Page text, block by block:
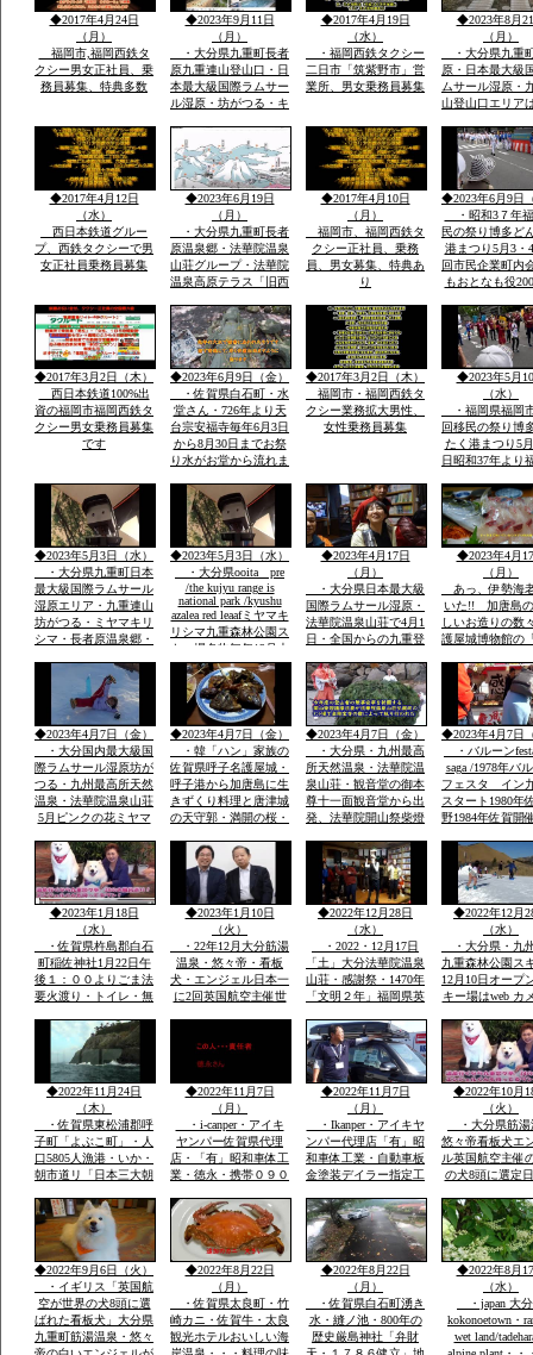
しのさしいれ恊力で大
変盛り上がりました
「坊がつる賛歌
名な坊がつるキ
場
◆2017年4月24日
（月）
福岡市,福岡西鉄タ
クシー男女正社員、乗
務員募集、特典多数
◆2023年9月11日
（月）
・大分県九重町長者
原九重連山登山口・日
本最大級国際ラムサー
ル湿原・坊がつる・キ
リシマ開花。九州最高
所天然温泉・行く帰る
最低5時間前後・また
行きたい法華院温泉山
荘
◆2017年4月19日
（水）
・福岡西鉄タクシー
二日市「筑紫野市」営
業所、男女乗務員募集
◆2023年8月
（月）
・大分県九重
原・日本最大級
ムサール湿原・
山登山口エリア
暮れ雨の滝ルー
ケ池ルート・法
泉山荘の九州最
然温泉・九州最
重連山中岳ルー
◆2017年4月12日
（水）
西日本鉄道グルー
プ、西鉄タクシーで男
女正社員乗務員募集
◆2023年6月19日
（月）
・大分県九重町長者
原温泉郷・法華院温泉
山荘グループ・法華院
温泉高原テラス「旧西
ok・温泉入浴￥５０
０・併設レストラン和
洋食１０００円から２
０００・登山・研修
会・合宿全国実績多数
◆2017年4月10日
（月）
福岡市、福岡西鉄タ
クシー正社員、乗務
員、男女募集、特典あ
り
◆2023年6月9日
・昭和3７年
民の祭り博多ど
港まつり5月3・
回市民企業町内
もおとなも役
出し練り歩きま
に踊り本舞台・
加で運営再開発
バンの街で
◆2017年3月2日（木）
西日本鉄道100%出
資の福岡市福岡西鉄タ
クシー男女乗務員募集
です
◆2023年6月9日（金）
・佐賀県白石町・水
堂さん・726年より天
台宗安福寺毎年6月3日
から8月30日までお祭
り水がお堂から流れま
に顔つきがちがう飲む
とよくなる水です「体
の調子が悪い人は飲ま
ないこと」
◆2017年3月2日（木）
福岡市・福岡西鉄タ
クシー業務拡大男性、
女性乗務員募集
◆2023年5月
（水）
・福岡県福岡
回移民の祭り博
たく港まつり5
日昭和37年より
内に踊り本舞台
民企業総参加こ
人も企業も約
参加「しゃもじ
を出し参加
◆2023年5月3日（水）
・大分県九重町日本
最大級国際ラムサール
湿原エリア・九重連山
坊がつる・ミヤマキリ
シマ・長者原温泉郷・
公園スキー場・毎年12
月末の「天空の大花火
大会」２０００ｍ級の
冬の山々空に花火・・
◆2023年5月3日（水）
・大分県ooita pre
/the kujyu range is
national park /kyushu
azalea red leaafミヤマキ
リシマ九重森林公園ス
キー場名物毎年12月大
花火
◆2023年4月17日
（月）
・大分県日本最大級
国際ラムサール湿原・
法華院温泉山荘で4月1
日・全国からの九重登
開山祭と夜は九重町白
鳥神社の夜神楽の舞が
奉納当日夜「日本100
名山」を達制したスズ
キさんが拍手でした
◆2023年4月
（月）
あっ、伊勢海
いた!! 加唐島
しいお造りの数
護屋城博物館の
目、唐津城
◆2023年4月7日（金）
・大分国内最大級国
際ラムサール湿原坊が
つる・九州最高所天然
温泉・法華院温泉山荘
5月ピンクの花ミヤマ
山赤ピンク色に染ま
る・九重森林公園スキ
ー場ママと遊べる子供
専用広場・名物天空の
花火
◆2023年4月7日（金）
・韓「ハン」家族の
佐賀県呼子名護屋城・
呼子港から加唐島に生
きずくり料理と唐津城
の天守郭・満開の桜・
お刺身は・伊勢エビ・
ヒラメ・鯛・アワビ・
海老・身が動いた刺
身・焼き物・おいしか
つた
◆2023年4月7日（金）
・大分県・九州最高
所天然温泉・法華院温
泉山荘・観音堂の御本
尊十一面観音堂から出
発、法華院開山祭柴燈
ました全国からの登山
者の無事安寧を祈願す
る天気よく多数参加さ
れました
◆2023年4月7日
・バルーン
saga /1978年バ
フェスタ イン
スタート1980年
野1984年佐賀開
1984年世界大
◆2023年1月18日
（水）
・佐賀県杵島郡白石
町稲佐神社1月22日午
後１：００よりごま法
要火渡り・トイレ・無
大分県九重森林公園ス
キー場・日本一夢大吊
橋・ラムサール湿原坊
がつる・九州最高所天
然温泉法華院
◆2023年1月10日
（火）
・22年12月大分筋湯
温泉・悠々帝・看板
犬・エンジェル日本一
に2回英国航空主催世
ｓ://chinanews.jp・中
国経済新聞web版日本
載
◆2022年12月28日
（水）
・2022・12月17日
「土」大分法華院温泉
山荘・感謝祭・1470年
「文明２年」福岡県英
「現」弘蔵岳久・自然
を守り・九州最高所天
然温泉・場内には観音
堂も・国立公園ラムサ
ール湿原内
◆2022年12月
（水）
・大分県・九
九重森林公園ス
12月10日オープ
キー場はweb カ
岡市からスキー
バスＯＫ・JR
豊後森駅前・高
インターバス停
す
◆2022年11月24日
（木）
・佐賀県東松浦郡呼
子町「よぶこ町」・人
口5805人漁港・いか・
朝市道リ「日本三大朝
よ映画寅次郎子守歌撮
影場所・綱引き・近く
に名護屋城・豊臣秀
吉・１００名城選定・
柱状節理玄武岩
◆2022年11月7日
（月）
・i-canper・アイキ
ヤンパー佐賀県代理
店・「有」昭和車体工
業・徳永・携帯０９０
８・展示場に軽・普・
大型車にキヤンパー商
品実装展示アルミハシ
ゴで登り見て・広さ寝
てみてOK
◆2022年11月7日
（月）
・Ikanper・アイキヤ
ンパー代理店「有」昭
和車体工業・自動車板
金塗装デイラー指定工
普・大型車実車・テン
ト実商品大展示展示場
有・説明等あれば?携
帯090-2086-2858・徳
永
◆2022年10月
（火）
・大分県筋湯
悠々帝看板犬エ
ル英国航空主催
の犬8頭に選定
選定・日本政府
ロンドン事務所
で通知・日本語
世界の8頭が大
誕生です
◆2022年9月6日（火）
・イギリス「英国航
空が世界の犬8頭に選
ばれた看板犬」大分県
九重町筋湯温泉・悠々
◆2022年8月22日
（月）
・佐賀県太良町・竹
崎カニ・佐賀牛・太良
観光ホテルおいしい海
◆2022年8月22日
（月）
・佐賀県白石町湧き
水・縫ノ池・800年の
歴史厳島神社「弁財
◆2022年8月
（水）
・japan 大
kokonoetown・
wet land/